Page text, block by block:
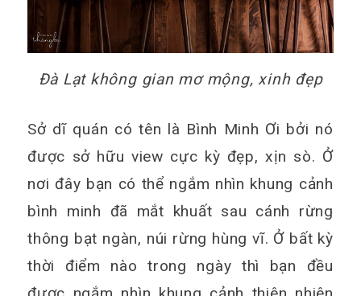
Đà Lạt không gian mơ mộng, xinh đẹp
Sở dĩ quán có tên là Bình Minh Ơi bởi nó
được sở hữu view cực kỳ đẹp, xịn sò. Ở
nơi đây bạn có thể ngắm nhìn khung cảnh
bình minh đã mắt khuất sau cánh rừng
thông bạt ngàn, núi rừng hùng vĩ. Ở bất kỳ
thời điểm nào trong ngày thì bạn đều